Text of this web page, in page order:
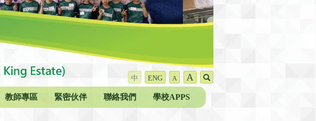
中 ENG A A
教師專區 緊密伙伴 聯絡我們 學校APPS